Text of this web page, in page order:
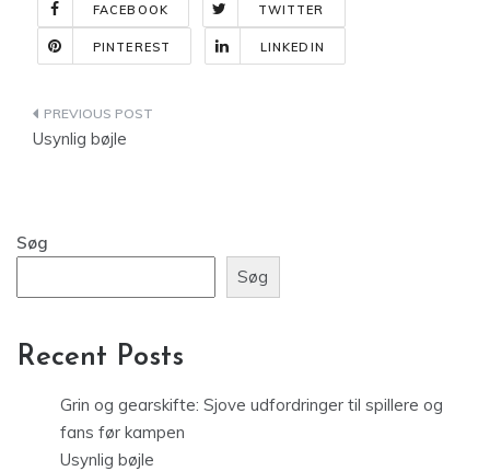
FACEBOOK TWITTER
PINTEREST LINKEDIN
Indlægsnavigation
Usynlig bøjle
Søg
Søg
Recent Posts
Grin og gearskifte: Sjove udfordringer til spillere og
fans før kampen
Usynlig bøjle